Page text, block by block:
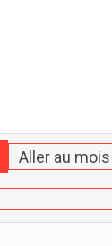
Aller au mois